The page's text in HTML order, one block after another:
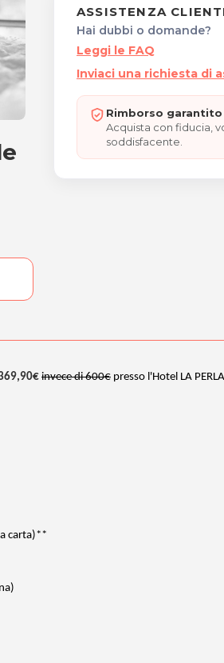
e
ASSISTENZA
Hai dubbi o domande?
Leggi le FAQ
Inviaci una richiesta di
Rimborso
Acquista con fiducia,
soddisfacente.
invece di 600€ presso l'Hotel LA
carta)**